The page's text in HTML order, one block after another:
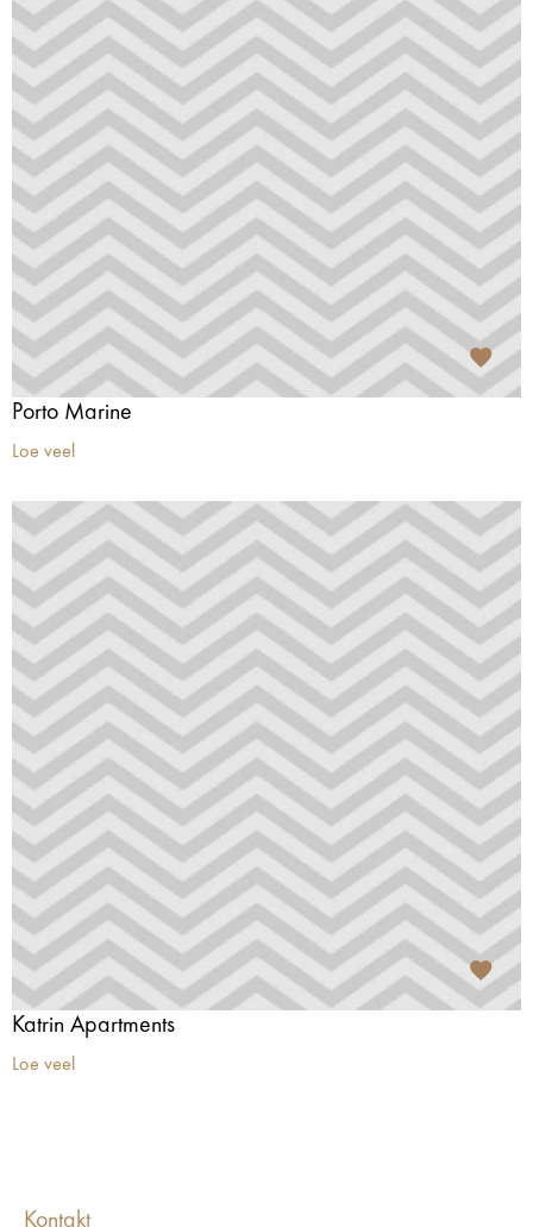
Porto Marine
Loe veel
Katrin Apartments
Loe veel
Kontakt